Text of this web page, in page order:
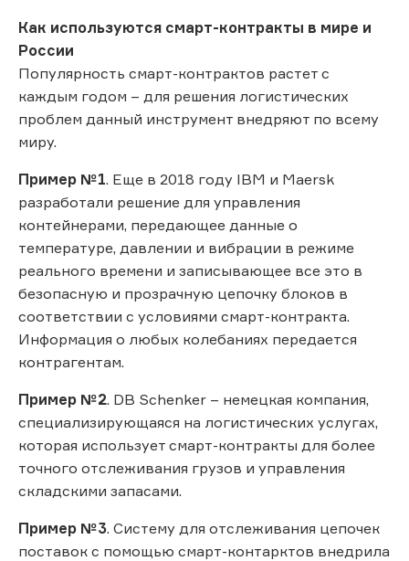
Как используются смарт-контракты в мире и
России
Популярность смарт-контрактов растет с
каждым годом – для решения логистических
проблем данный инструмент внедряют по всему
миру.
Пример №1. Еще в 2018 году IBM и Maersk
разработали решение для управления
контейнерами, передающее данные о
температуре, давлении и вибрации в режиме
реального времени и записывающее все это в
безопасную и прозрачную цепочку блоков в
соответствии с условиями смарт-контракта.
Информация о любых колебаниях передается
контрагентам.
Пример №2. DB Schenker – немецкая компания,
специализирующаяся на логистических услугах,
которая использует смарт-контракты для более
точного отслеживания грузов и управления
складскими запасами.
Пример №3. Систему для отслеживания цепочек
поставок с помощью смарт-контарктов внедрила